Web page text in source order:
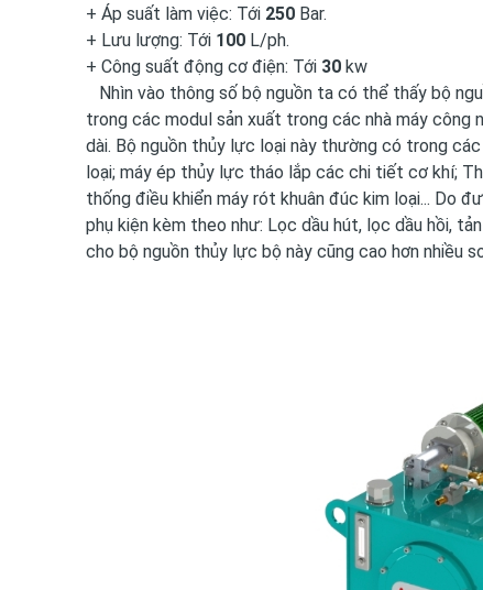
+ Áp suất làm việc: Tới 250 Bar.
+ Lưu lượng: Tới 100 L/ph.
+ Công suất động cơ điện: Tới 30 kw
Nhìn vào thông số bộ nguồn ta có thể thấy bộ
trong các modul sản xuất trong các nhà máy
dài. Bộ nguồn thủy lực loại này thường có trong
loại; máy ép thủy lực tháo lắp các chi tiết cơ khí;
thống điều khiển máy rót khuân đúc kim loại... Do
phụ kiện kèm theo như: Lọc dầu hút, lọc dầu hồi,
cho bộ nguồn thủy lực bộ này cũng cao hơn nhiều